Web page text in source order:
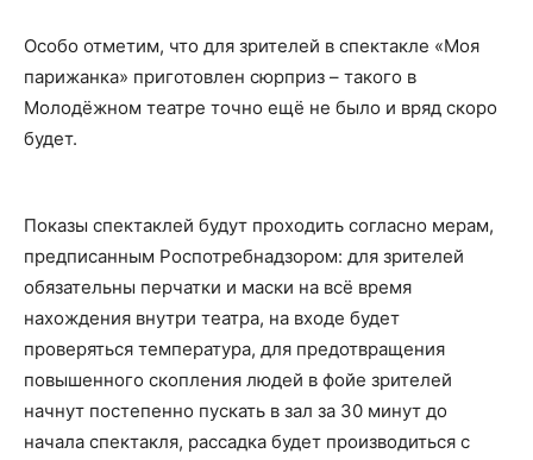
Особо отметим, что для зрителей в спектакле «Моя
парижанка» приготовлен сюрприз – такого в
Молодёжном театре точно ещё не было и вряд скоро
будет.
Показы спектаклей будут проходить согласно мерам,
предписанным Роспотребнадзором: для зрителей
обязательны перчатки и маски на всё время
нахождения внутри театра, на входе будет
проверяться температура, для предотвращения
повышенного скопления людей в фойе зрителей
начнут постепенно пускать в зал за 30 минут до
начала спектакля, рассадка будет производиться с